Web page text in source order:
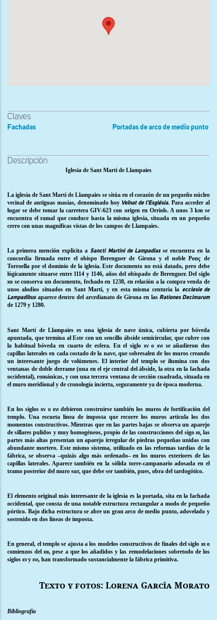
Claves
Fachadas Portadas de arco de medio punto
Descripción
Iglesia de Sant Martí de Llampaies
La iglesia de Sant Martí de Llampaies se sitúa en el corazón de un pequeño núcleo
vecinal de antiguas masías, denominado hoy Veïnat de l’Església. Para acceder al
lugar se debe tomar la carretera GIV-623 con origen en Orriols. A unos 3 km se
encuentra el ramal que conduce hasta la misma iglesia, situada en un pequeño
cerro con unas magníficas vistas de los campos de Llampaies.
La primera mención explícita a Sancti Martini de Lampadiasse encuentra en la
concordia firmada entre el obispo Berenguer de Girona y el noble Ponç de
Torroella por el dominio de la iglesia. Este documento no está datado, pero debe
lógicamente situarse entre 1114 y 1146, años del obispado de Berenguer. Del siglo
xiii se conserva un documento, fechado en 1238, en relación a la compra venda de
unos alodios situados en Sant Martí, y en esta misma centuria la ecclesie de
Lampadibusaparece dentro del arcedianato de Girona en lasRationes Decimarum
de 1279 y 1280.
Sant Martí de Llampaies es una iglesia de nave única, cubierta por bóveda
apuntada, que termina al Este con un sencillo ábside semicircular, que cubre con
la habitual bóveda en cuarto de esfera. En el siglo xvoxvi se añadieron dos
capillas laterales en cada costado de la nave, que sobresalen de los muros creando
un interesante juego de volúmenes. El interior del templo se ilumina con dos
ventanas de doble derrame (una en el eje central del ábside, la otra en la fachada
occidental), románicas, y con una tercera ventana de sección cuadrada, situada en
el muro meridional y de cronología incierta, seguramente ya de época moderna.
En los siglosxv o xvidebieron construirse también los muros de fortificación del
templo. Una escueta línea de imposta que recorre los muros articula los dos
momentos constructivos. Mientras que en las partes bajas se observa un aparejo
de sillares pulidos y muy homogéneos, propio de las construcciones del sigo xii,las
partes más altas presentan un aparejo irregular de piedras pequeñas unidas con
abundante mortero. Este mismo sistema, utilizado en las reformas tardías de la
fábrica, se observa –quizás algo más ordenado– en los muros exteriores de las
capillas laterales. Aparece también en la sólida torre-campanario adosada en el
tramo posterior del muro sur, que debe ser también, pues, obra del tardogótico.
El elemento original más interesante de la iglesia es la portada, sita en la fachada
occidental, que consta de una notable estructura rectangular a modo de pequeño
pórtico. Bajo dicha estructura se abre un gran arco de medio punto, adovelado y
sostenido en dos líneas de imposta.
En general, el templo se ajusta a los modelos constructivos de finales del siglo xiio
comienzos delxiii, pese a que los añadidos y las remodelaciones sobretodo de los
siglos xvy xvi, han transformado sustancialmente la fábrica primitiva.
Texto y fotos: Lorena García Morato
Bibliografía